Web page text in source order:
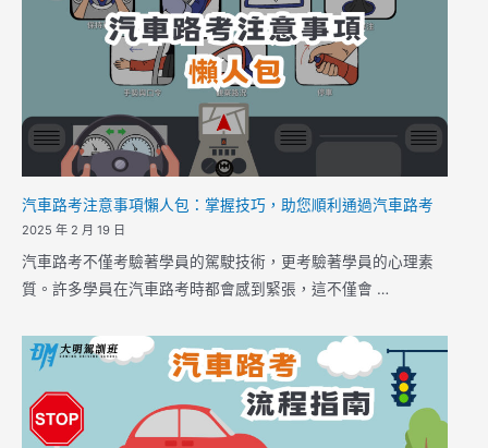
汽車路考注意事項懶人包：掌握技巧，助您順利通過汽車路考
2025 年 2 月 19 日
汽車路考不僅考驗著學員的駕駛技術，更考驗著學員的心理素
質。許多學員在汽車路考時都會感到緊張，這不僅會 …